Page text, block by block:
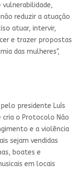
reduzir a atuação
atuar, intervir,
e trazer propostas
das mulheres",
presidente Luís
cria o Protocolo Não
e a violência
sejam vendidas
boates e
em locais